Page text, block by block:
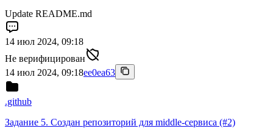
Update README.md
14 июл 2024, 09:18
Не верифицирован
14 июл 2024, 09:18ee0ea63
.github
Задание 5. Создан репозиторий для middle-сервиса (#2)